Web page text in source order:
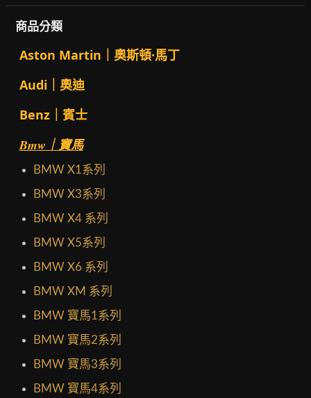
商品分類
Aston Martin｜奧斯頓·馬丁
Audi｜奧迪
Benz｜賓士
Bmw｜寶馬
BMW X1系列
BMW X3系列
BMW X4 系列
BMW X5系列
BMW X6 系列
BMW XM 系列
BMW 寶馬1系列
BMW 寶馬2系列
BMW 寶馬3系列
BMW 寶馬4系列